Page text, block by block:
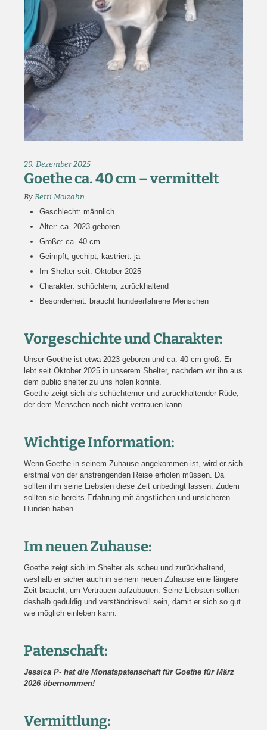
29. Dezember 2025
Goethe ca. 40 cm – vermittelt
By Betti Molzahn
Geschlecht: männlich
Alter: ca. 2023 geboren
Größe: ca. 40 cm
Geimpft, gechipt, kastriert: ja
Im Shelter seit: Oktober 2025
Charakter: schüchtern, zurückhaltend
Besonderheit: braucht hundeerfahrene Menschen
Vorgeschichte und Charakter:
Unser Goethe ist etwa 2023 geboren und ca. 40 cm groß. Er
lebt seit Oktober 2025 in unserem Shelter, nachdem wir ihn aus
dem public shelter zu uns holen konnte.
Goethe zeigt sich als schüchterner und zurückhaltender Rüde,
der dem Menschen noch nicht vertrauen kann.
Wichtige Information:
Wenn Goethe in seinem Zuhause angekommen ist, wird er sich
erstmal von der anstrengenden Reise erholen müssen. Da
sollten ihm seine Liebsten diese Zeit unbedingt lassen. Zudem
sollten sie bereits Erfahrung mit ängstlichen und unsicheren
Hunden haben.
Im neuen Zuhause:
Goethe zeigt sich im Shelter als scheu und zurückhaltend,
weshalb er sicher auch in seinem neuen Zuhause eine längere
Zeit braucht, um Vertrauen aufzubauen. Seine Liebsten sollten
deshalb geduldig und verständnisvoll sein, damit er sich so gut
wie möglich einleben kann.
Patenschaft:
Jessica P- hat die Monatspatenschaft für Goethe für März
2026 übernommen!
Vermittlung: